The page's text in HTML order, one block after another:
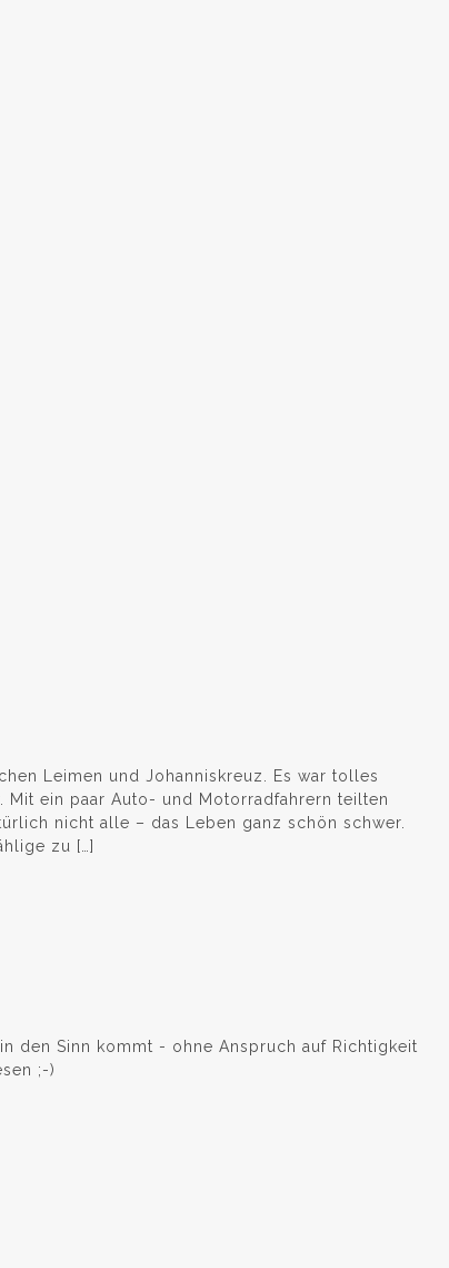
Leimen und Johanniskreuz. Es war tolles
Mit ein paar Auto- und Motorradfahrern teilten
nicht alle – das Leben ganz schön schwer.
zu […]
den Sinn kommt - ohne Anspruch auf Richtigkeit
;-)